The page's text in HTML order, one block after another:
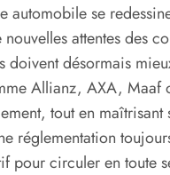
automobile se
attentes des
doivent désormais
Allianz, AXA,
tout en
réglementation
pour circuler en toute